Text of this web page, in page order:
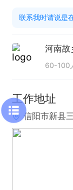
联系我时请说是
60-100
工作地址
信阳市新县